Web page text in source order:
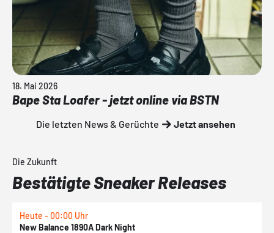
18. Mai 2026
Bape Sta Loafer - jetzt online via BSTN
Die letzten News & Gerüchte Jetzt ansehen
Die Zukunft
Bestätigte Sneaker Releases
Heute - 00:00 Uhr
New Balance 1890A Dark Night